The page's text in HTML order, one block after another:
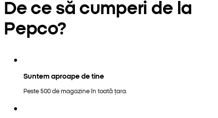
De ce să cumperi de la
Pepco?
Suntem aproape de tine
Peste 500 de magazine în toată țara.